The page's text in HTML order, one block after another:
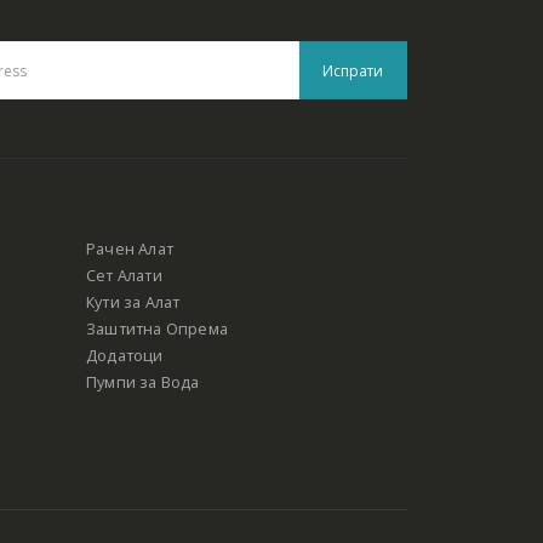
Рачен Алат
Сет Алати
Кути за Алат
Заштитна Опрема
Додатоци
Пумпи за Вода